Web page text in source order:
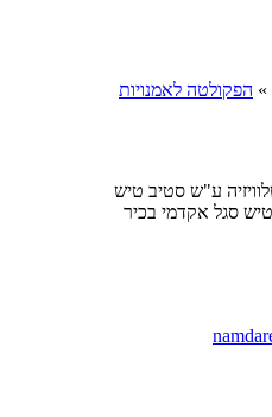
» הפקולטה לאמנויות
ע"ש סטיב טיש
סגל אקדמי בכיר